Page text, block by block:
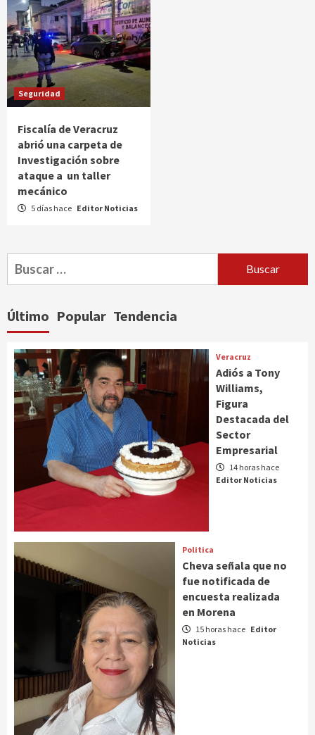
Seguridad
Fiscalía de Veracruz
abrió una carpeta de
Investigación sobre
ataque a un taller
mecánico
5 días hace Editor Noticias
Buscar:
Último Popular Tendencia
Veracruz
Adiós a Tony
Williams,
Figura
Destacada del
Sector
Empresarial
14 horas hace
Editor Noticias
Politica
Cheva señala que no
fue notificada de
encuesta realizada
en Morena
15 horas hace Editor
Noticias